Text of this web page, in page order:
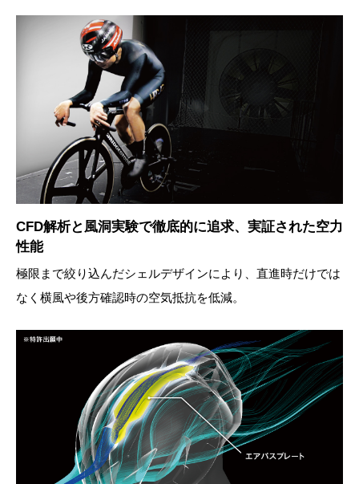
CFD解析と風洞実験で徹底的に追求、実証された空力
性能
極限まで絞り込んだシェルデザインにより、直進時だけでは
なく横風や後方確認時の空気抵抗を低減。